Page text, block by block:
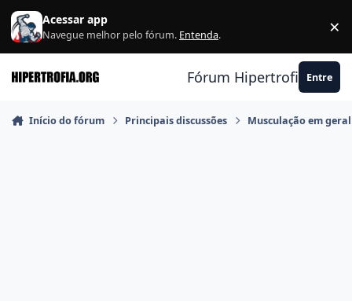
Ir para conteúdo
Acessar app
Navegue melhor pelo fórum. Entenda. ×
Fórum Hipertrofia.org
Entre
Início do fórum Principais discussões Musculação em geral